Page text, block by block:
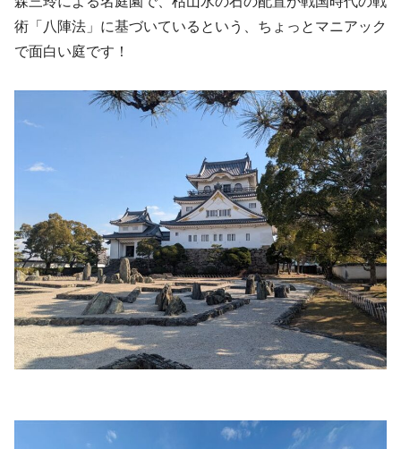
術「八陣法」に基づいているという、ちょっとマニアック
で面白い庭です！